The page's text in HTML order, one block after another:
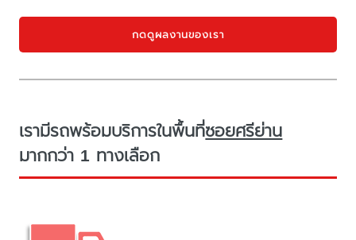
กดดูผลงานของเรา
เรามีรถพร้อมบริการในพื้นที่ซอยศรีย่าน
มากกว่า 1 ทางเลือก